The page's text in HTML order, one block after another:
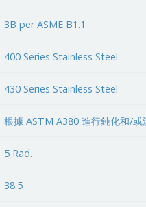
3B per ASME B1.1
400 Series Stainless Steel
430 Series Stainless Steel
根據 ASTM A380 進行鈍化和/或
5 Rad.
38.5